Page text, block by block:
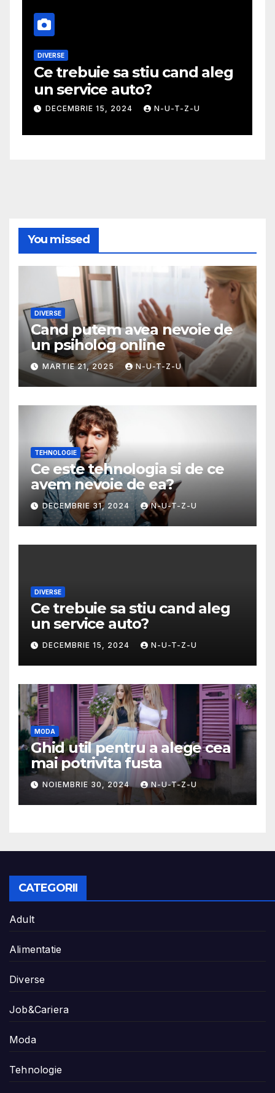
DIVERSE
Ce trebuie sa stiu cand aleg
un service auto?
DECEMBRIE 15, 2024 N-U-T-Z-U
You missed
DIVERSE
Cand putem avea nevoie de
un psiholog online
MARTIE 21, 2025 N-U-T-Z-U
TEHNOLOGIE
Ce este tehnologia si de ce
avem nevoie de ea?
DECEMBRIE 31, 2024 N-U-T-Z-U
DIVERSE
Ce trebuie sa stiu cand aleg
un service auto?
DECEMBRIE 15, 2024 N-U-T-Z-U
MODA
Ghid util pentru a alege cea
mai potrivita fusta
NOIEMBRIE 30, 2024 N-U-T-Z-U
CATEGORII
Adult
Alimentatie
Diverse
Job&Cariera
Moda
Tehnologie